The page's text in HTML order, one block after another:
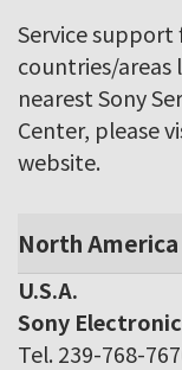
Service
countries/areas
nearest Sony
Center, please
website.
North America
U.S.A.
Sony
Tel. 239-768-